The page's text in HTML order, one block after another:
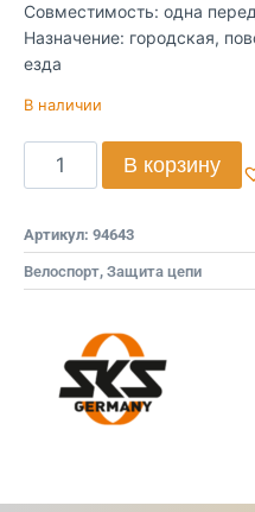
Совместимость: одна
Назначение: городская,
езда
В наличии
В корзину
Артикул: 94643
Велоспорт, Защита цепи